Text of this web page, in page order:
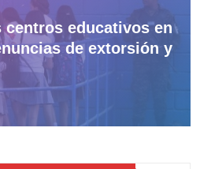
centros educativos en
de extorsión y